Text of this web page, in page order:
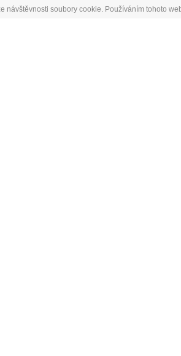
soubory cookie. Používáním tohoto